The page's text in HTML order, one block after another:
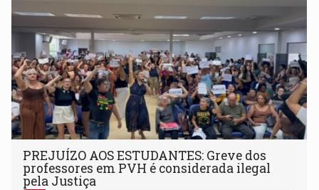
PREJUÍZO AOS ESTUDANTES: Greve dos
professores em PVH é considerada ilegal
pela Justiça